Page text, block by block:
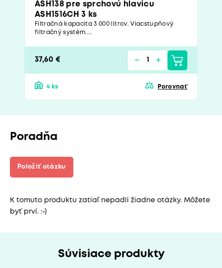
ASH138 pre sprchovú hlavicu
ASH1516CH 3 ks
Filtračná kapacita 3 000 litrov. Viacstupňový
filtračný systém....
37,60 €
4 ks Porovnať
Poradňa
Položiť otázku
K tomuto produktu zatiaľ nepadli žiadne otázky. Môžete
byť prví. :-)
Súvisiace produkty